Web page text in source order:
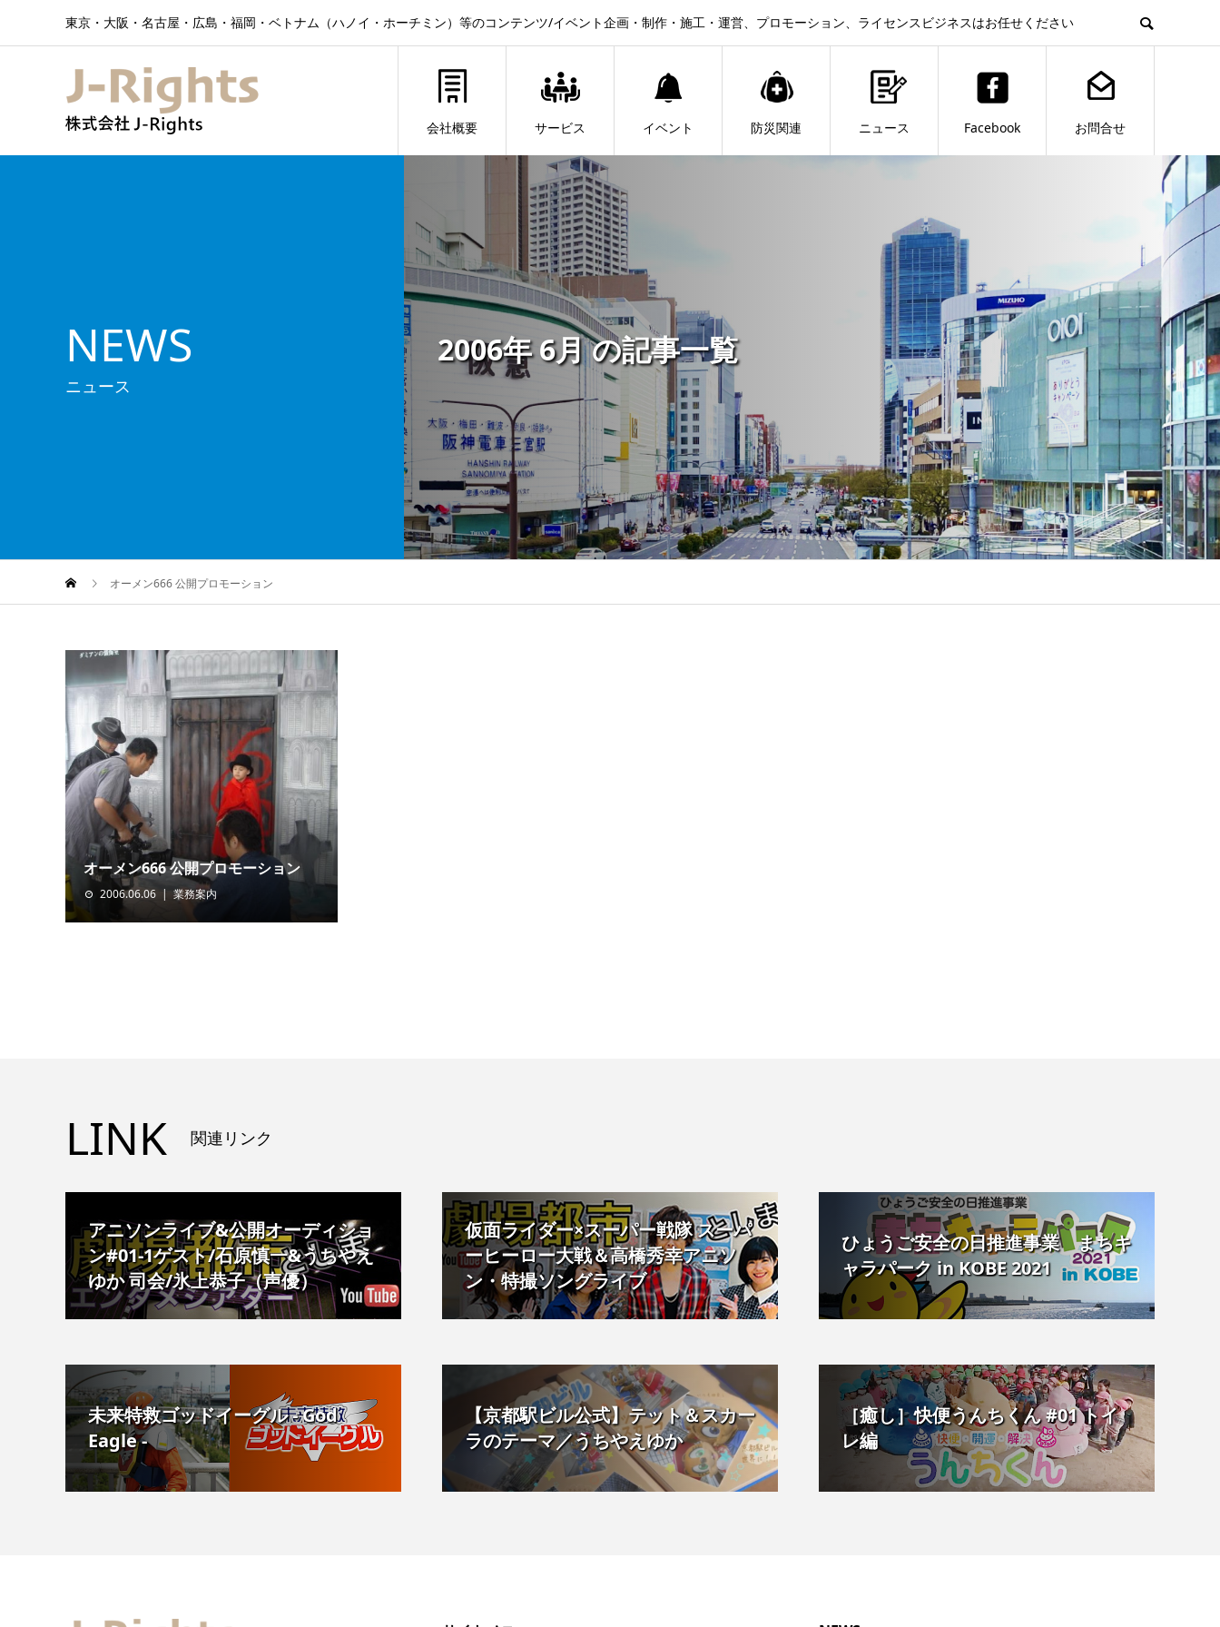
東京・大阪・名古屋・広島・福岡・ベトナム（ハノイ・ホーチミン）等のコンテンツ/イベント企画・制作・施工・運営、プロモーション、ライセンスビジネスはお任せください
会社概要 サービス イベント 防災関連 ニュース Facebook お問合せ
NEWS
ニュース
2006年 6月 の記事一覧
オーメン666 公開プロモーション
オーメン666 公開プロモーション
2006.06.06 業務案内
LINK 関連リンク
アニソンライブ&公開オーディショ
ン#01-1ゲスト/石原慎一&うちやえ
ゆか 司会/氷上恭子（声優）
仮面ライダー×スーパー戦隊 スーパ
ーヒーロー大戦＆高橋秀幸アニソ
ン・特撮ソングライブ
ひょうご安全の日推進事業 まちキ
ャラパーク in KOBE 2021
未来特救ゴッドイーグル - God
Eagle -
【京都駅ビル公式】テット＆スカー
ラのテーマ／うちやえゆか
［癒し］快便うんちくん #01 トイ
レ編